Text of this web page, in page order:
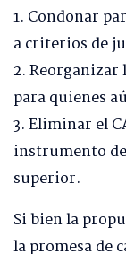
1. Condonar
a criterios de
2. Reorganizar
para quienes
3. Eliminar el
instrumento
superior.
Si bien la
la promesa de